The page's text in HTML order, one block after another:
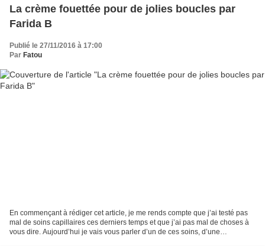
La crème fouettée pour de jolies boucles par
Farida B
Publié le 27/11/2016 à 17:00
Par Fatou
En commençant à rédiger cet article, je me rends compte que j’ai testé pas
mal de soins capillaires ces derniers temps et que j’ai pas mal de choses à
vous dire. Aujourd’hui je vais vous parler d’un de ces soins, d’une